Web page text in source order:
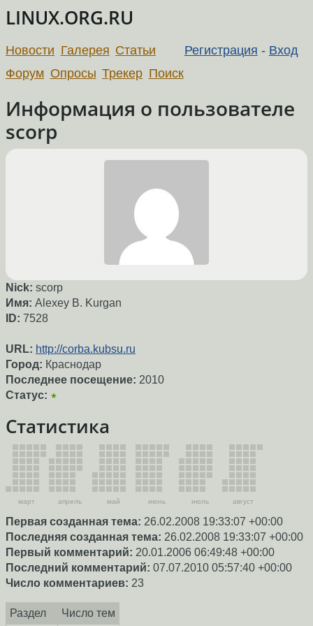
LINUX.ORG.RU
Регистрация - Вход
Новости Галерея Статьи
Форум Опросы Трекер Поиск
Информация о пользователе
scorp
Nick: scorp
Имя: Alexey B. Kurgan
ID: 7528
URL: http://corba.kubsu.ru
Город: Краснодар
Последнее посещение: 2010
Статус: ★
Статистика
март апрель май июнь июль август
Первая созданная тема: 26.02.2008 19:33:07 +00:00
Последняя созданная тема: 26.02.2008 19:33:07 +00:00
Первый комментарий: 20.01.2006 06:49:48 +00:00
Последний комментарий: 07.07.2010 05:57:40 +00:00
Число комментариев: 23
Раздел Число тем